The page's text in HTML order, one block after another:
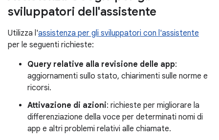
sviluppatori dell'assistente
Utilizza l'assistenza per gli sviluppatori con l'assistente
per le seguenti richieste:
Query relative alla revisione delle app:
aggiornamenti sullo stato, chiarimenti sulle norme e
ricorsi.
Attivazione di azioni: richieste per migliorare la
differenziazione della voce per determinati nomi di
app e altri problemi relativi alle chiamate.